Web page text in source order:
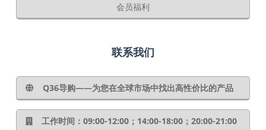
会员福利
联系我们
Q36导购——为您在全球市场中找出高性价比的产品
工作时间：09:00-12:00；14:00-18:00；20:00-21:00